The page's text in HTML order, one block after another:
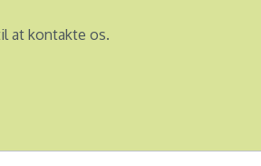
at kontakte os.